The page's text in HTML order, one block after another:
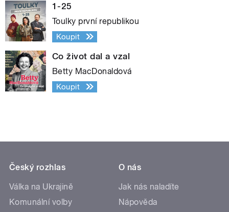
1-25
Toulky první republikou
Koupit
Co život dal a vzal
Betty MacDonaldová
Koupit
Český rozhlas
Válka na Ukrajině
Komunální volby
O nás
Jak nás naladíte
Nápověda